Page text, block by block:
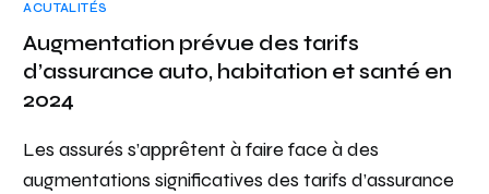
ACUTALITÉS
Augmentation prévue des tarifs
d’assurance auto, habitation et santé en
2024
Les assurés s’apprêtent à faire face à des
augmentations significatives des tarifs d’assurance